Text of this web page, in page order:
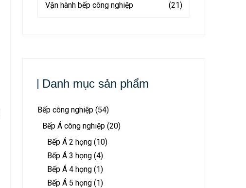
Vận hành bếp công nghiệp (21)
Danh mục sản phẩm
Bếp công nghiệp (54)
Bếp Á công nghiệp (20)
Bếp Á 2 họng (10)
Bếp Á 3 họng (4)
Bếp Á 4 họng (1)
Bếp Á 5 họng (1)